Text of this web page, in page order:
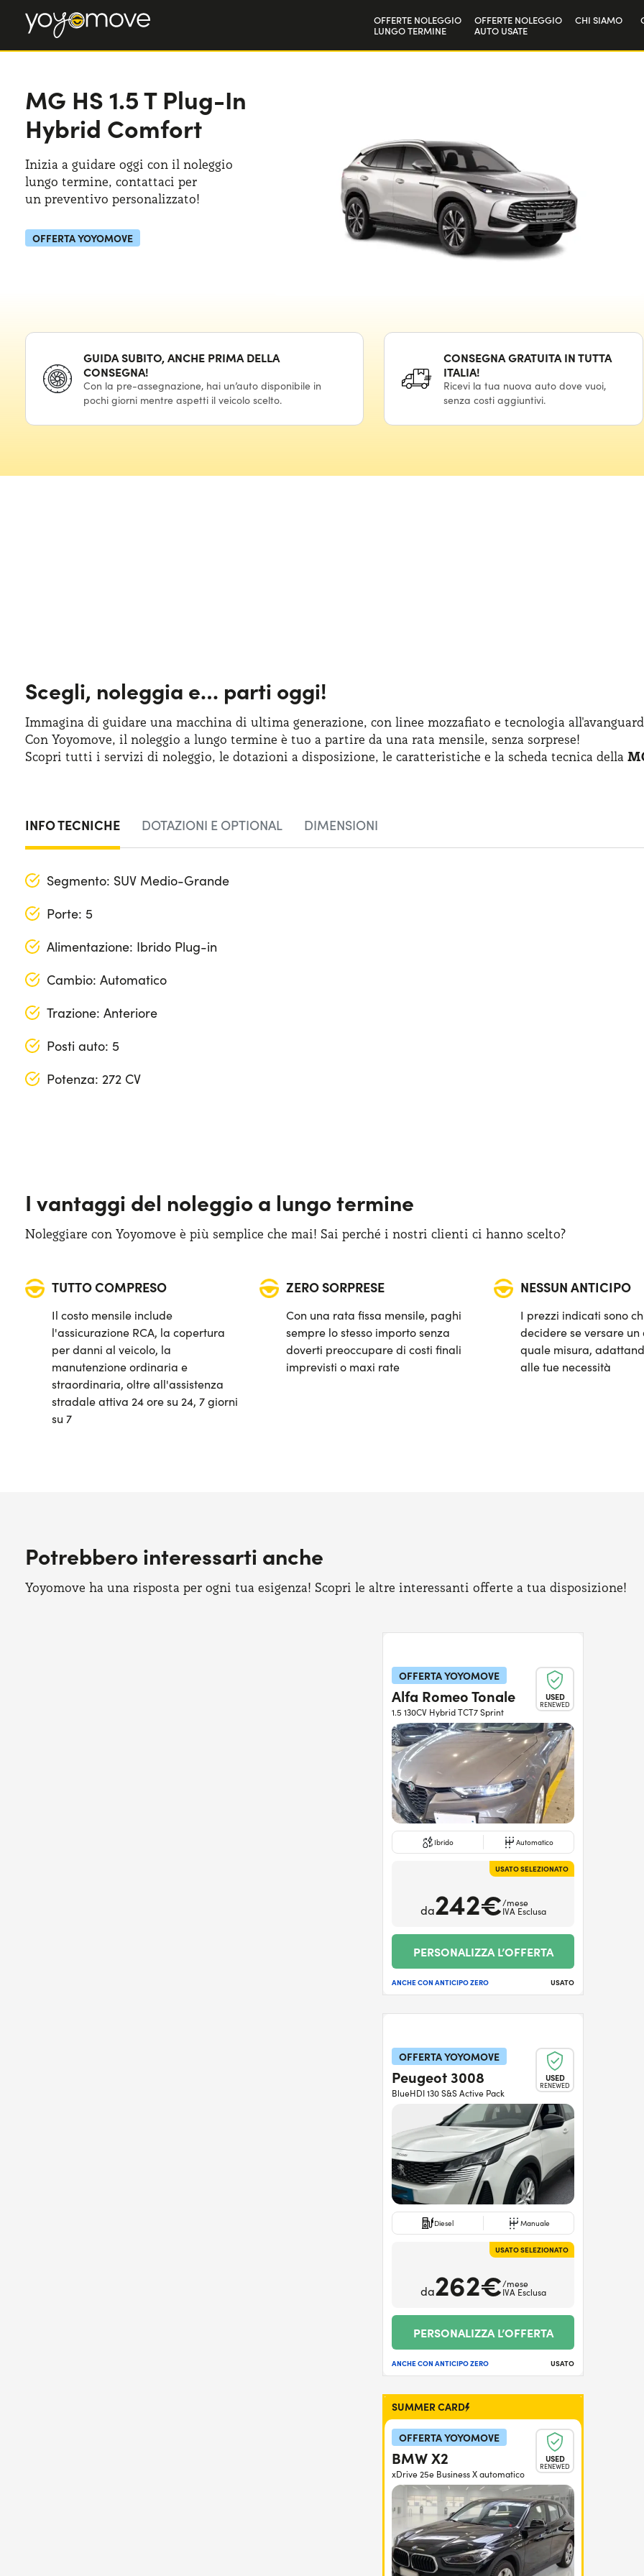
OFFERTE NOLEGGIO
LUNGO TERMINE
OFFERTE NOLEGGIO
AUTO USATE
CHI SIAMO
OFFERTA YOYOMOVE
MG HS1.5 T Plug-In
Hybrid Comfort
Inizia a guidare oggi con il noleggio
lungo termine, contattaci per
un preventivo personalizzato!
GUIDA SUBITO, ANCHE PRIMA DELLA
CONSEGNA!
Con la pre-assegnazione, hai un’auto disponibile in
pochi giorni mentre aspetti il veicolo scelto.
CONSEGNA GRATUITA IN TUTTA
ITALIA!
Ricevi la tua nuova auto dove vuoi,
senza costi aggiuntivi.
Scegli, noleggia e… parti oggi!
Immagina di guidare una macchina di ultima generazione, con linee mozzafiato e tecnologia
Con Yoyomove, il noleggio a lungo termine è tuo a partire da una rata mensile, senza sorprese!
Scopri tutti i servizi di noleggio, le dotazioni a disposizione, le caratteristiche e la scheda tecnica della
INFO TECNICHE DOTAZIONI E OPTIONAL DIMENSIONI
Segmento: SUV Medio-Grande
Porte: 5
Alimentazione: Ibrido Plug-in
Cambio: Automatico
Trazione: Anteriore
Posti auto: 5
Potenza: 272 CV
Display touchscreen da 12"
Fari anteriori LED
Sensori di parcheggio posteriori
Sistema di avviso e mantenimento della corsia
Sistema di frenata d'emergenza attiva
Telecamera posteriore di parcheggio
Bagagliaio (max): 1290 lt
Bagagliaio (min): 440 lt
I vantaggi del noleggio a lungo termine
Noleggiare con Yoyomove è più semplice che mai! Sai perché i nostri clienti ci hanno scelto?
TUTTO COMPRESO
Il costo mensile include
l'assicurazione RCA, la copertura
per danni al veicolo, la
manutenzione ordinaria e
straordinaria, oltre all'assistenza
stradale attiva 24 ore su 24, 7 giorni
su 7
ZERO SORPRESE
Con una rata fissa mensile, paghi
sempre lo stesso importo senza
doverti preoccupare di costi finali
imprevisti o maxi rate
NESSUN ANTICIPO
I prezzi indicati sono
decidere se versare un
quale misura,
alle tue necessità
Potrebbero interessarti anche
Yoyomove ha una risposta per ogni tua esigenza! Scopri le altre interessanti offerte a tua disposizione!
OFFERTA YOYOMOVE
USED
RENEWED
Alfa Romeo Tonale
1.5 130CV Hybrid TCT7 Sprint
Ibrido Automatico
USATO SELEZIONATO
da242€/mese
IVA Esclusa
PERSONALIZZA L’OFFERTA
ANCHE CON ANTICIPO ZERO USATO
OFFERTA YOYOMOVE
USED
RENEWED
Peugeot 3008
BlueHDI 130 S&S Active Pack
Diesel Manuale
USATO SELEZIONATO
da262€/mese
IVA Esclusa
PERSONALIZZA L’OFFERTA
ANCHE CON ANTICIPO ZERO USATO
SUMMER CARD
OFFERTA YOYOMOVE
USED
RENEWED
BMW X2
xDrive 25e Business X automatico